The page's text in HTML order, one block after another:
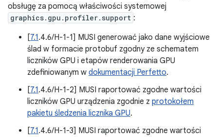
obsługę za pomocą właściwości systemowej
graphics.gpu.profiler.support :
[7.1.4.6/H-1-1] MUSI generować jako dane wyjściowe
ślad w formacie protobuf zgodny ze schematem
liczników GPU i etapów renderowania GPU
zdefiniowanym w dokumentacji Perfetto.
[7.1.4.6/H-1-2] MUSI raportować zgodne wartości
liczników GPU urządzenia zgodnie z protokołem
pakietu śledzenia licznika GPU.
[7.1.4.6/H-1-3] MUSI raportować zgodne wartości